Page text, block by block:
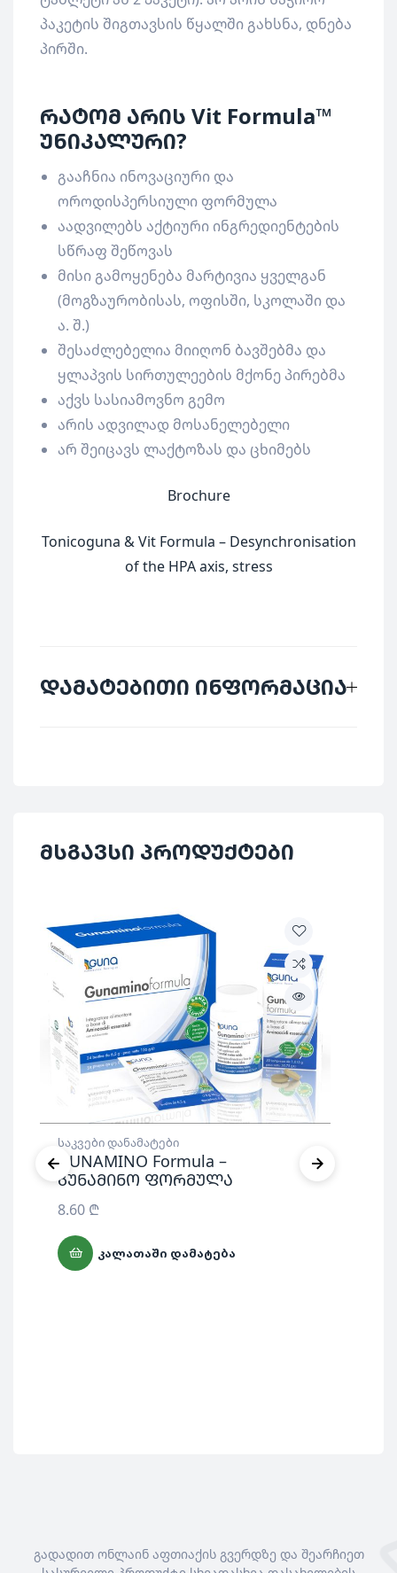
პაკეტის შიგთავსის წყალში გახსნა, დნება
პირში.
რატომ არის Vit Formula™
უნიკალური?
გააჩნია ინოვაციური და
ოროდისპერსიული ფორმულა
აადვილებს აქტიური ინგრედიენტების
სწრაფ შეწოვას
მისი გამოყენება მარტივია ყველგან
(მოგზაურობისას, ოფისში, სკოლაში და
ა. შ.)
შესაძლებელია მიიღონ ბავშებმა და
ყლაპვის სირთულეების მქონე პირებმა
აქვს სასიამოვნო გემო
არის ადვილად მოსანელებელი
არ შეიცავს ლაქტოზას და ცხიმებს
Brochure
Tonicoguna & Vit Formula – Desynchronisation
of the HPA axis, stress
დამატებითი ინფორმაცია
ქვეყანა იტალია
კატეგორია
დანამატები
მსგავსი პროდუქტები
საკვები დანამატები
GUNAMINO Formula –
გუნამინო ფორმულა
8.60 ₾
ᲙᲐᲚᲐᲗᲐᲨᲘ ᲓᲐᲛᲐᲢᲔᲑᲐ
გადადით ონლაინ აფთიაქის გვერდზე და შეარჩიეთ